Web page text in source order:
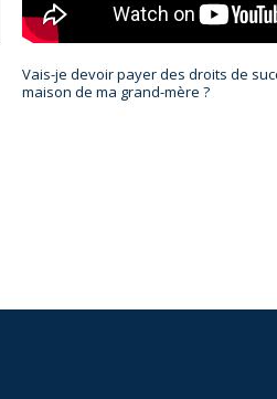
Vais-je devoir payer des droits de
maison de ma grand-mère ?